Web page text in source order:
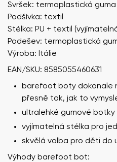
Svršek: termoplastická
Podšívka: textil
Stélka: PU + textil
Podešev: termoplastická
Výroba: Itálie
EAN/SKU: 8585055460631
barefoot boty dokonale
přesně tak, jak to
ultralehké gumové
vyjímatelná stélka pro
skvělá volba pro děti do
Výhody barefoot bot: